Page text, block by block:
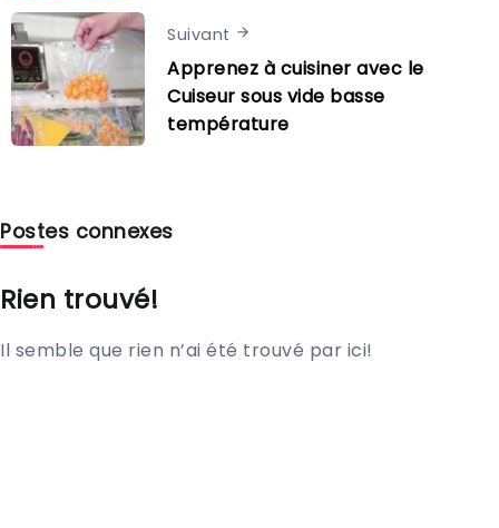
Suivant
Apprenez à cuisiner avec le
Cuiseur sous vide basse
température
Postes connexes
Rien trouvé!
Il semble que rien n’ai été trouvé par ici!